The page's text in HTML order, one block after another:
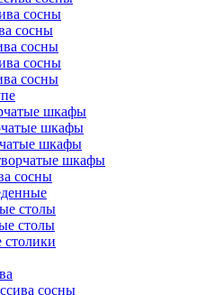
сосны
сосны
сосны
сосны
сосны
шкафы
шкафы
шкафы
шкафы
сосны
столы
столы
столики
сосны